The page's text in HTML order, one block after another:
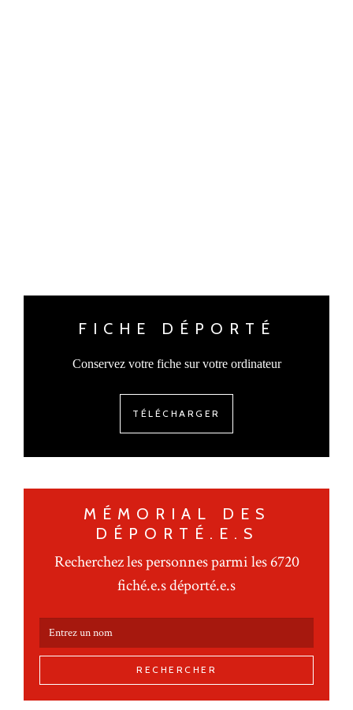
FICHE DÉPORTÉ
Conservez votre fiche sur votre ordinateur
TÉLÉCHARGER
MÉMORIAL DES
DÉPORTÉ.E.S
Recherchez les personnes parmi les 6720
fiché.e.s déporté.e.s
RECHERCHER